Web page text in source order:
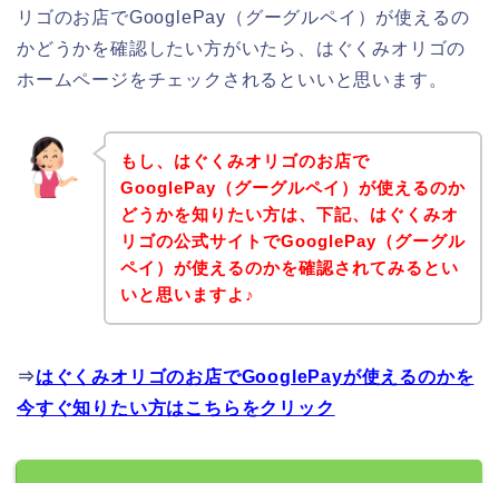
リゴのお店でGooglePay（グーグルペイ）が使えるの
かどうかを確認したい方がいたら、はぐくみオリゴの
ホームページをチェックされるといいと思います。
もし、はぐくみオリゴのお店で
GooglePay（グーグルペイ）が使えるのか
どうかを知りたい方は、下記、はぐくみオ
リゴの公式サイトでGooglePay（グーグル
ペイ）が使えるのかを確認されてみるとい
いと思いますよ♪
⇒はぐくみオリゴのお店でGooglePayが使えるのかを
今すぐ知りたい方はこちらをクリック